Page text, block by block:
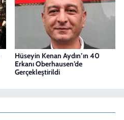
Hüseyin Kenan Aydın’ın 40
Erkanı Oberhausen’de
Gerçekleştirildi